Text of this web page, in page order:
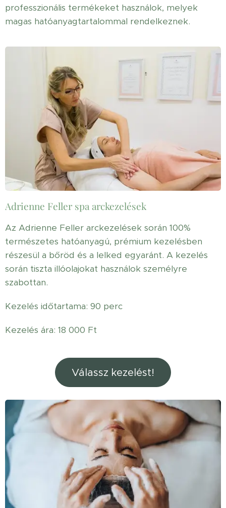
professzionális termékeket használok, melyek
magas hatóanyagtartalommal rendelkeznek.
Adrienne Feller spa arckezelések
Az Adrienne Feller arckezelések során 100%
természetes hatóanyagú, prémium kezelésben
részesül a bőröd és a lelked egyaránt. A kezelés
során tiszta illóolajokat használok személyre
szabottan.
Kezelés időtartama: 90 perc
Kezelés ára: 18 000 Ft
Válassz kezelést!